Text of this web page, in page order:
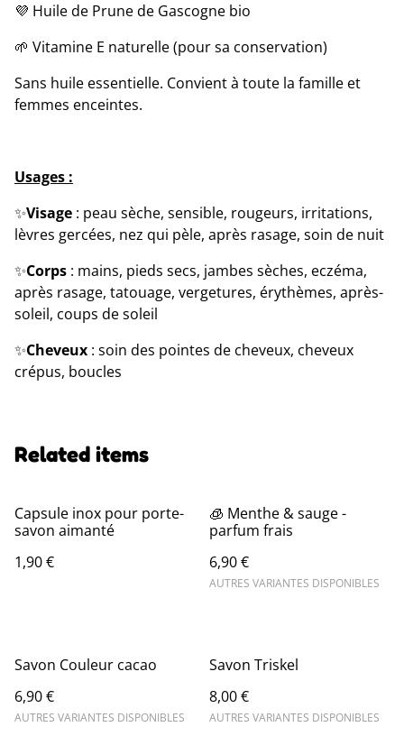
💜 Huile de Prune de Gascogne bio
🌱 Vitamine E naturelle (pour sa conservation)
Sans huile essentielle. Convient à toute la famille et
femmes enceintes.
Usages :
✨Visage : peau sèche, sensible, rougeurs, irritations,
lèvres gercées, nez qui pèle, après rasage, soin de nuit
✨Corps : mains, pieds secs, jambes sèches, eczéma,
après rasage, tatouage, vergetures, érythèmes, après-
soleil, coups de soleil
✨️Cheveux : soin des pointes de cheveux, cheveux
crépus, boucles
Related items
Capsule inox pour porte-
savon aimanté
1,90 €
🧊 Menthe & sauge -
parfum frais
6,90 €
AUTRES VARIANTES DISPONIBLES
Savon Couleur cacao
6,90 €
AUTRES VARIANTES DISPONIBLES
Savon Triskel
8,00 €
AUTRES VARIANTES DISPONIBLES